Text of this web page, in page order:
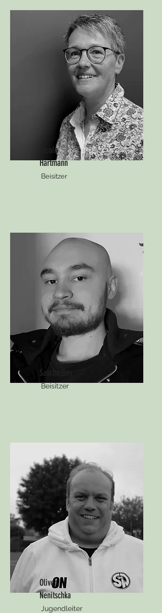
Nicole
Hartmann
Beisitzer
Sascha Gey
Beisitzer
Oliver
Nenitschka
Jugendleiter